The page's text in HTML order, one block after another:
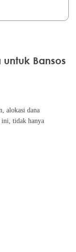
untuk Bansos
alokasi dana
tidak hanya